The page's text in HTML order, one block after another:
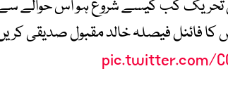
تحریک کب کیسے شروع ہو اس حوالے سے
فائنل فیصلہ خالد مقبول صدیقی
pic.twitter.com/